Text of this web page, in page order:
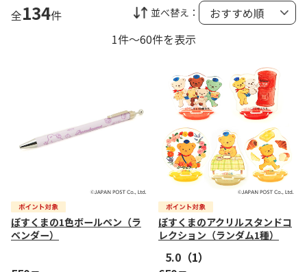
全134件 並べ替え：
1件～60件を表示
ぽすくまの1色ボールペン（ラ
ベンダー）
ぽすくまのアクリルスタンドコ
レクション（ランダム1種）
5.0 （1）